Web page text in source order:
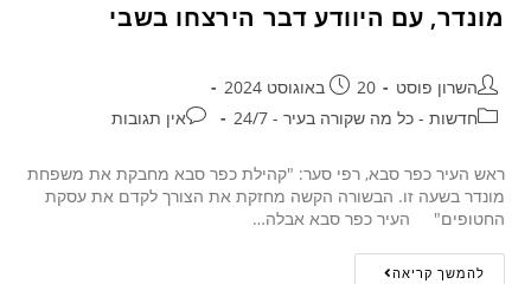
מונדר, עם היוודע דבר הירצחו בשבי
השרון פוסט
20 באוגוסט 2024
חדשות - כל מה שקורה בעיר - 24/7
אין תגובות
ראש העיר כפר סבא, רפי סער: "קהילת כפר סבא מחבקת את משפחת
מונדר בשעה זו. הבשורה הקשה מחזקת את הצורך לקדם את עסקת
החטופים" העיר כפר סבא אבלה…
להמשך קריאה